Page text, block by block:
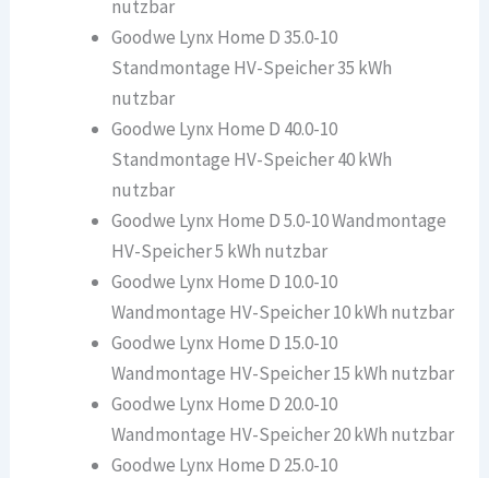
nutzbar
Goodwe Lynx Home D 35.0-10
Standmontage HV-Speicher 35 kWh
nutzbar
Goodwe Lynx Home D 40.0-10
Standmontage HV-Speicher 40 kWh
nutzbar
Goodwe Lynx Home D 5.0-10 Wandmontage
HV-Speicher 5 kWh nutzbar
Goodwe Lynx Home D 10.0-10
Wandmontage HV-Speicher 10 kWh nutzbar
Goodwe Lynx Home D 15.0-10
Wandmontage HV-Speicher 15 kWh nutzbar
Goodwe Lynx Home D 20.0-10
Wandmontage HV-Speicher 20 kWh nutzbar
Goodwe Lynx Home D 25.0-10